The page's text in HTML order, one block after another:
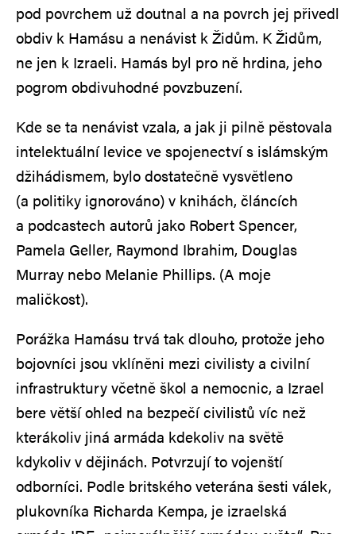
pod povrchem už doutnal a na povrch jej přivedl
obdiv k Hamásu a nenávist k Židům. K Židům,
ne jen k Izraeli. Hamás byl pro ně hrdina, jeho
pogrom obdivuhodné povzbuzení.
Kde se ta nenávist vzala, a jak ji pilně pěstovala
intelektuální levice ve spojenectví s islámským
džihádismem, bylo dostatečně vysvětleno
(a politiky ignorováno) v knihách, článcích
a podcastech autorů jako Robert Spencer,
Pamela Geller, Raymond Ibrahim, Douglas
Murray nebo Melanie Phillips. (A moje
maličkost).
Porážka Hamásu trvá tak dlouho, protože jeho
bojovníci jsou vklíněni mezi civilisty a civilní
infrastruktury včetně škol a nemocnic, a Izrael
bere větší ohled na bezpečí civilistů víc než
kterákoliv jiná armáda kdekoliv na světě
kdykoliv v dějinách. Potvrzují to vojenští
odborníci. Podle britského veterána šesti válek,
plukovníka Richarda Kempa, je izraelská